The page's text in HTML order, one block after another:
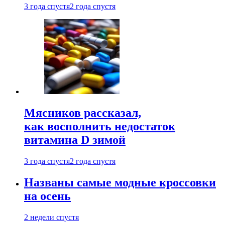
3 года спустя2 года спустя
Мясников рассказал,
как восполнить недостаток
витамина D зимой
3 года спустя2 года спустя
Названы самые модные кроссовки
на осень
2 недели спустя